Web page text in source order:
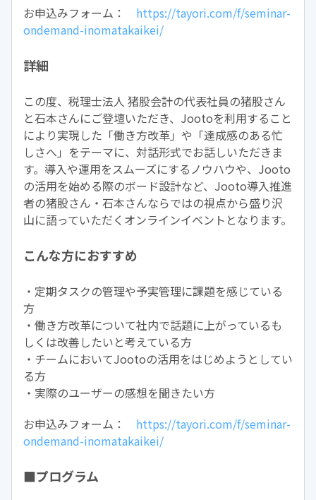
お申込みフォーム： https://tayori.com/f/seminar-
ondemand-inomatakaikei/
詳細
この度、税理士法人 猪股会計の代表社員の猪股さん
と石本さんにご登壇いただき、Jootoを利用すること
により実現した「働き方改革」や「達成感のある忙
しさへ」をテーマに、対話形式でお話しいただきま
す。導入や運用をスムーズにするノウハウや、Jooto
の活用を始める際のボード設計など、Jooto導入推進
者の猪股さん・石本さんならではの視点から盛り沢
山に語っていただくオンラインイベントとなります。
こんな方におすすめ
・定期タスクの管理や予実管理に課題を感じている
方
・働き方改革について社内で話題に上がっているも
しくは改善したいと考えている方
・チームにおいてJootoの活用をはじめようとしてい
る方
・実際のユーザーの感想を聞きたい方
お申込みフォーム： https://tayori.com/f/seminar-
ondemand-inomatakaikei/
■プログラム